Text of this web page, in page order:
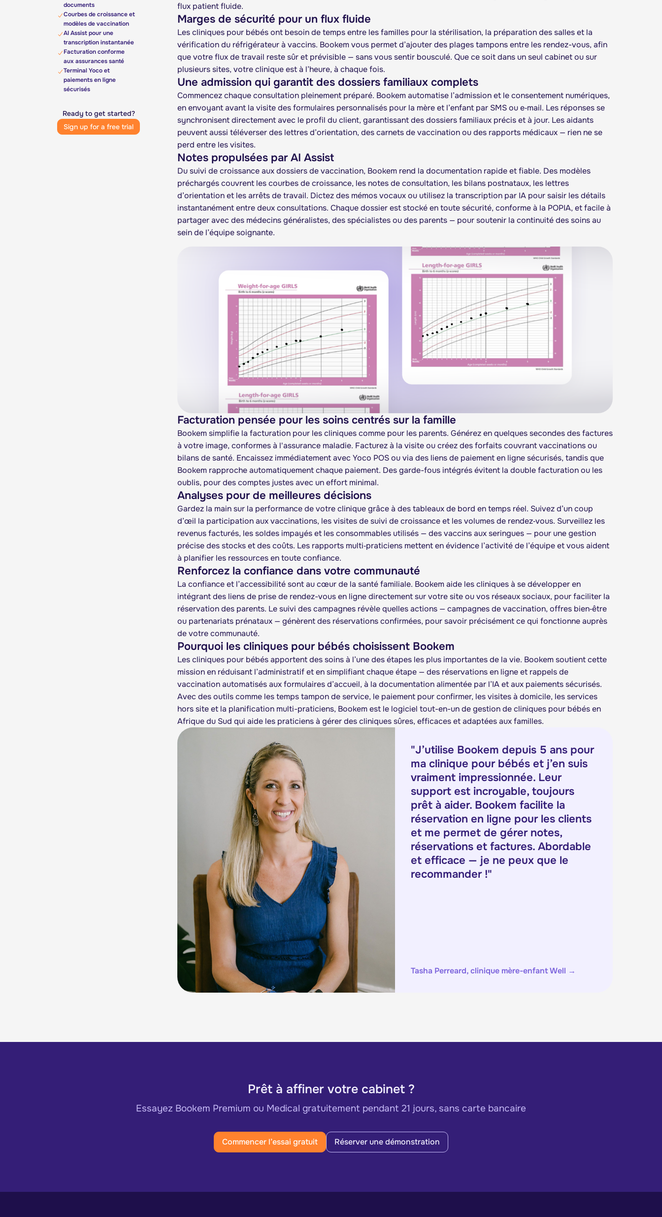
documents
Courbes de croissance et
modèles de vaccination
AI Assist pour une
transcription instantanée
Facturation conforme
aux assurances santé
Terminal Yoco et
paiements en ligne
sécurisés
Ready to get started?
Sign up for a free trial
flux patient fluide.
Marges de sécurité pour un flux fluide
Les cliniques pour bébés ont besoin de temps entre les familles pour la stérilisation, la préparation des salles et la
vérification du réfrigérateur à vaccins. Bookem vous permet d’ajouter des plages tampons entre les rendez-vous, afin
que votre flux de travail reste sûr et prévisible — sans vous sentir bousculé. Que ce soit dans un seul cabinet ou sur
plusieurs sites, votre clinique est à l’heure, à chaque fois.
Une admission qui garantit des dossiers familiaux complets
Commencez chaque consultation pleinement préparé. Bookem automatise l’admission et le consentement numériques,
en envoyant avant la visite des formulaires personnalisés pour la mère et l’enfant par SMS ou e‑mail. Les réponses se
synchronisent directement avec le profil du client, garantissant des dossiers familiaux précis et à jour. Les aidants
peuvent aussi téléverser des lettres d’orientation, des carnets de vaccination ou des rapports médicaux — rien ne se
perd entre les visites.
Notes propulsées par AI Assist
Du suivi de croissance aux dossiers de vaccination, Bookem rend la documentation rapide et fiable. Des modèles
préchargés couvrent les courbes de croissance, les notes de consultation, les bilans postnataux, les lettres
d’orientation et les arrêts de travail. Dictez des mémos vocaux ou utilisez la transcription par IA pour saisir les détails
instantanément entre deux consultations. Chaque dossier est stocké en toute sécurité, conforme à la POPIA, et facile à
partager avec des médecins généralistes, des spécialistes ou des parents — pour soutenir la continuité des soins au
sein de l’équipe soignante.
Facturation pensée pour les soins centrés sur la famille
Bookem simplifie la facturation pour les cliniques comme pour les parents. Générez en quelques secondes des factures
à votre image, conformes à l'assurance maladie. Facturez à la visite ou créez des forfaits couvrant vaccinations ou
bilans de santé. Encaissez immédiatement avec Yoco POS ou via des liens de paiement en ligne sécurisés, tandis que
Bookem rapproche automatiquement chaque paiement. Des garde-fous intégrés évitent la double facturation ou les
oublis, pour des comptes justes avec un effort minimal.
Analyses pour de meilleures décisions
Gardez la main sur la performance de votre clinique grâce à des tableaux de bord en temps réel. Suivez d’un coup
d’œil la participation aux vaccinations, les visites de suivi de croissance et les volumes de rendez‑vous. Surveillez les
revenus facturés, les soldes impayés et les consommables utilisés — des vaccins aux seringues — pour une gestion
précise des stocks et des coûts. Les rapports multi‑praticiens mettent en évidence l’activité de l’équipe et vous aident
à planifier les ressources en toute confiance.
Renforcez la confiance dans votre communauté
La confiance et l’accessibilité sont au cœur de la santé familiale. Bookem aide les cliniques à se développer en
intégrant des liens de prise de rendez-vous en ligne directement sur votre site ou vos réseaux sociaux, pour faciliter la
réservation des parents. Le suivi des campagnes révèle quelles actions — campagnes de vaccination, offres bien‑être
ou partenariats prénataux — génèrent des réservations confirmées, pour savoir précisément ce qui fonctionne auprès
de votre communauté.
Pourquoi les cliniques pour bébés choisissent Bookem
Les cliniques pour bébés apportent des soins à l’une des étapes les plus importantes de la vie. Bookem soutient cette
mission en réduisant l’administratif et en simplifiant chaque étape — des réservations en ligne et rappels de
vaccination automatisés aux formulaires d’accueil, à la documentation alimentée par l’IA et aux paiements sécurisés.
Avec des outils comme les temps tampon de service, le paiement pour confirmer, les visites à domicile, les services
hors site et la planification multi-praticiens, Bookem est le logiciel tout-en-un de gestion de cliniques pour bébés en
Afrique du Sud qui aide les praticiens à gérer des cliniques sûres, efficaces et adaptées aux familles.
"J’utilise Bookem depuis 5 ans pour
ma clinique pour bébés et j’en suis
vraiment impressionnée. Leur
support est incroyable, toujours
prêt à aider. Bookem facilite la
réservation en ligne pour les clients
et me permet de gérer notes,
réservations et factures. Abordable
et efficace — je ne peux que le
recommander !"
Tasha Perreard, clinique mère-enfant Well →
Prêt à affiner votre cabinet ?
Essayez Bookem Premium ou Medical gratuitement pendant 21 jours, sans carte bancaire
Commencer l’essai gratuit Réserver une démonstration